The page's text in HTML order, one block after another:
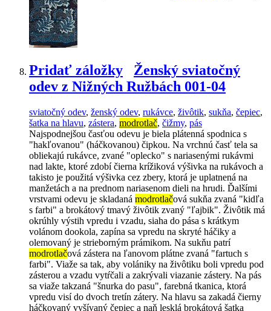
Pridať záložky
Ženský sviatočný
odev z Nižných Ružbách 001-04
sviatočný odev, ženský odev, rukávce, živôtik, sukňa, čepiec,
šatka na hlavu, zástera, modrotlač, čižmy, pás
Najspodnejšou časťou odevu je biela plátenná spodnica s
"hakľovanou" (háčkovanou) čipkou. Na vrchnú časť tela sa
obliekajú rukávce, zvané "oplecko" s nariasenými rukávmi
nad lakte, ktoré zdobí čierna krížiková výšivka na rukávoch a
takisto je použitá výšivka cez zbery, ktorá je uplatnená na
manžetách a na prednom nariasenom dieli na hrudi. Ďalšími
vrstvami odevu je skladaná modrotlačová sukňa zvaná "kidľa
s farbi" a brokátový tmavý živôtik zvaný "ľajbik". Živôtik má
okrúhly výstih vpredu i vzadu, siaha do pása s krátkym
volánom dookola, zapína sa vpredu na skryté háčiky a
olemovaný je strieborným prámikom. Na sukňu patrí
modrotlačová zástera na ľanovom plátne zvaná "fartuch s
farbi". Viaže sa tak, aby volániky na živôtiku boli vpredu pod
zásterou a vzadu vytŕčali a zakrývali viazanie zástery. Na pás
sa viaže takzaná "šnurka do pasu", farebná tkanica, ktorá
vpredu visí do dvoch tretín zátery. Na hlavu sa zakadá čierny
háčkovaný vyšívaný čepiec a naň lesklá brokátová šatka